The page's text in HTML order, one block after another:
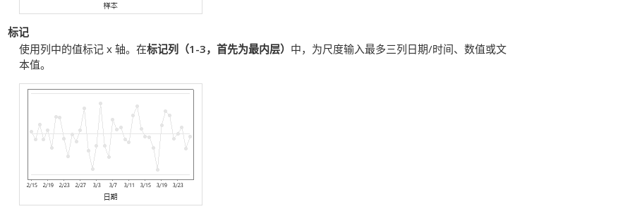
标记
使用列中的值标记 x 轴。在标记列（1-3，首先为最内层） 中，为尺度输入最多三列日期/时间、数值或文
本值。